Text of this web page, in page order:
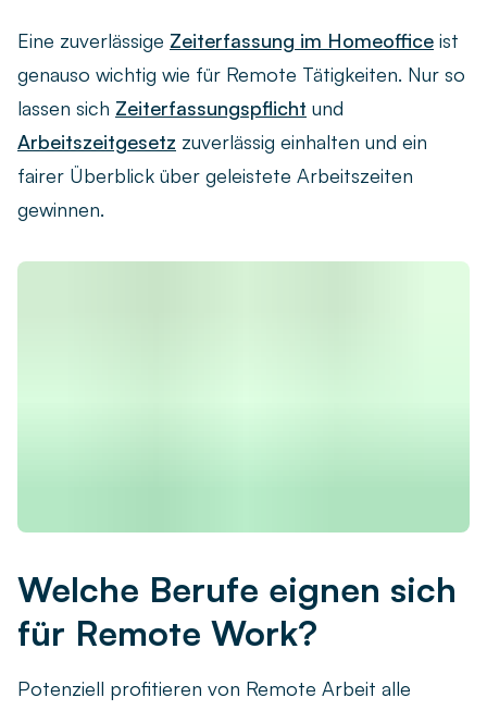
Eine zuverlässige Zeiterfassung im Homeoffice ist
genauso wichtig wie für Remote Tätigkeiten. Nur so
lassen sich Zeiterfassungspflicht und
Arbeitszeitgesetz zuverlässig einhalten und ein
fairer Überblick über geleistete Arbeitszeiten
gewinnen.
Welche Berufe eignen sich
für Remote Work?
Potenziell profitieren von Remote Arbeit alle